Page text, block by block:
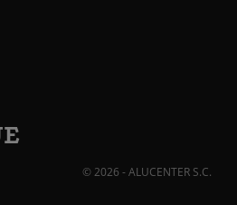
© 2026 - ALUCENTER S.C.